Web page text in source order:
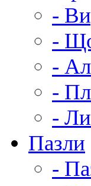
-
-
-
-
-
Пазли
-